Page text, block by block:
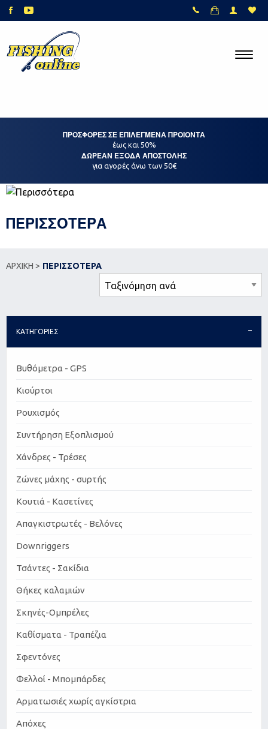
ΠΡΟΣΦΟΡΕΣ ΣΕ ΕΠΙΛΕΓΜΕΝΑ ΠΡΟΙΟΝΤΑ
έως και 50%
ΔΩΡΕΑΝ ΕΞΟΔΑ ΑΠΟΣΤΟΛΗΣ
για αγορές άνω των 50€
ΠΕΡΙΣΣΟΤΕΡΑ
ΑΡΧΙΚΗ > ΠΕΡΙΣΣΟΤΕΡΑ
ΚΑΤΗΓΟΡΙΕΣ
Βυθόμετρα - GPS
Κιούρτοι
Ρουχισμός
Συντήρηση Εξοπλισμού
Χάνδρες - Τρέσες
Ζώνες μάχης - συρτής
Κουτιά - Κασετίνες
Απαγκιστρωτές - Βελόνες
Downriggers
Τσάντες - Σακίδια
Θήκες καλαμιών
Σκηνές-Ομπρέλες
Καθίσματα - Τραπέζια
Σφεντόνες
Φελλοί - Μπομπάρδες
Αρματωσιές χωρίς αγκίστρια
Απόχες